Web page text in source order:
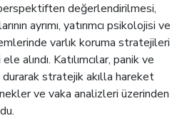
değerlendirilmesi,
ayrımı, yatırımcı psikolojisi ve
varlık koruma stratejileri
alındı. Katılımcılar, panik ve
stratejik akılla hareket
ve vaka analizleri üzerinden